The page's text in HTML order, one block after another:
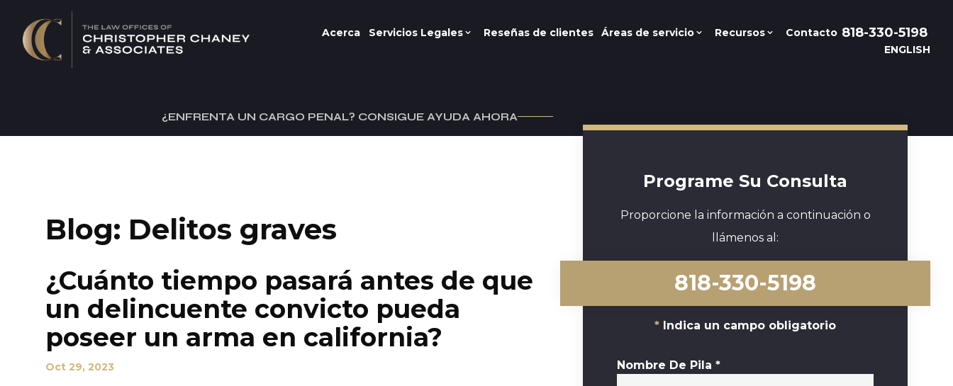
Acerca Servicios Legales Reseñas de clientes Áreas de servicio Recursos Contacto 818-330-5198
ENGLISH
¿ENFRENTA UN CARGO PENAL? CONSIGUE AYUDA AHORA
Blog: Delitos graves
¿Cuánto tiempo pasará antes de que
un delincuente convicto pueda
poseer un arma en california?
Oct 29, 2023
Programe Su Consulta
Proporcione la información a continuación o
llámenos al:
818-330-5198
Indica un campo obligatorio
Nombre De Pila *